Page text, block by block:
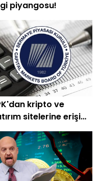
piyangosu!
kripto ve
sitelerine erişim